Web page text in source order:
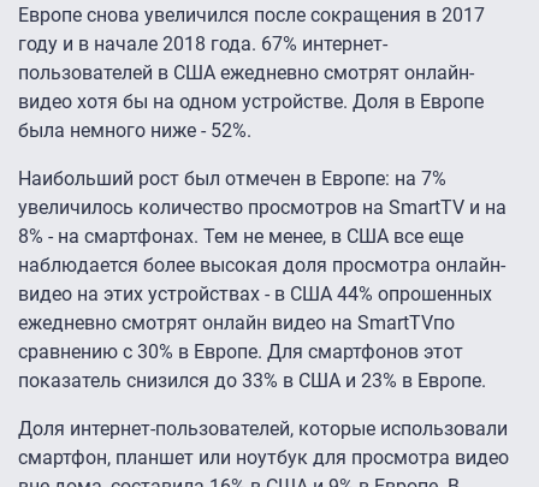
Европе снова увеличился после сокращения в 2017
году и в начале 2018 года. 67% интернет-
пользователей в США ежедневно смотрят онлайн-
видео хотя бы на одном устройстве. Доля в Европе
была немного ниже - 52%.
Наибольший рост был отмечен в Европе: на 7%
увеличилось количество просмотров на SmartTV и на
8% - на смартфонах. Тем не менее, в США все еще
наблюдается более высокая доля просмотра онлайн-
видео на этих устройствах - в США 44% опрошенных
ежедневно смотрят онлайн видео на SmartTVпо
сравнению с 30% в Европе. Для смартфонов этот
показатель снизился до 33% в США и 23% в Европе.
Доля интернет-пользователей, которые использовали
смартфон, планшет или ноутбук для просмотра видео